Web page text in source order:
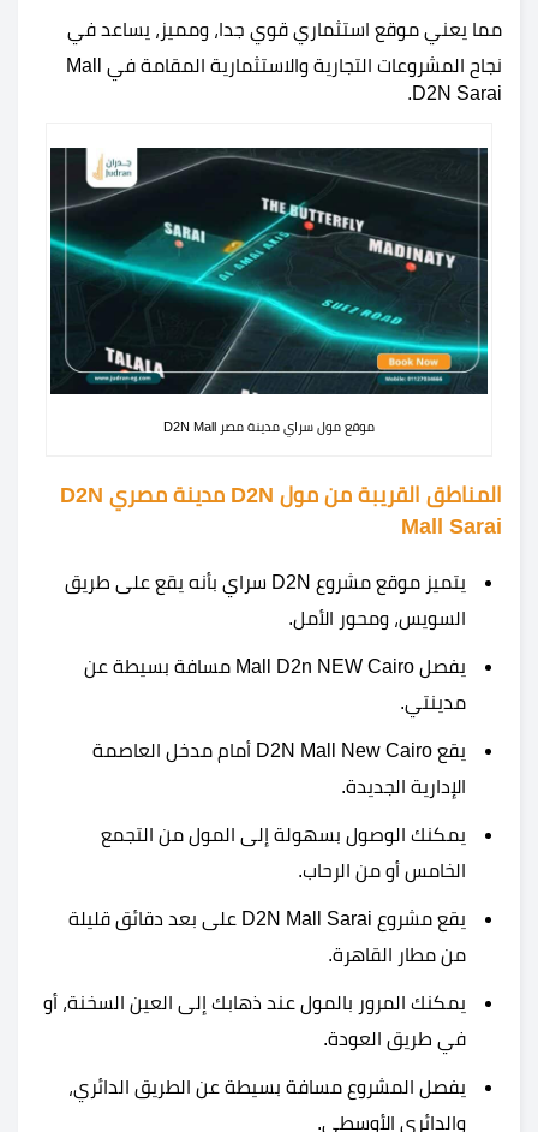
مما يعني موقع استثماري قوي جدا، ومميز، يساعد في
نجاح المشروعات التجارية والاستثمارية المقامة في Mall
D2N Sarai.
موقع مول سراي مدينة مصر D2N Mall
المناطق القريبة من مول D2N مدينة مصري D2N
Mall Sarai
يتميز موقع مشروع D2N سراي بأنه يقع على طريق
السويس، ومحور الأمل.
يفصل Mall D2n NEW Cairo مسافة بسيطة عن
مدينتي.
يقع D2N Mall New Cairo أمام مدخل العاصمة
الإدارية الجديدة.
يمكنك الوصول بسهولة إلى المول من التجمع
الخامس أو من الرحاب.
يقع مشروع D2N Mall Sarai على بعد دقائق قليلة
من مطار القاهرة.
يمكنك المرور بالمول عند ذهابك إلى العين السخنة، أو
في طريق العودة.
يفصل المشروع مسافة بسيطة عن الطريق الدائري،
والدائري الأوسطي.